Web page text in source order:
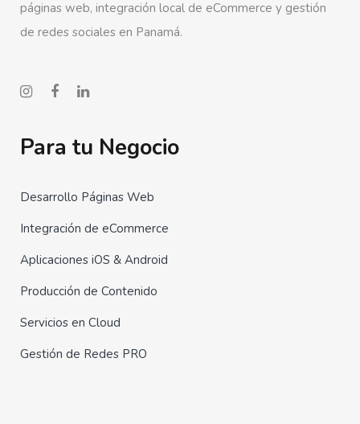
páginas web, integración local de eCommerce y gestión
de redes sociales en Panamá.
Para tu Negocio
Desarrollo Páginas Web
Integración de eCommerce
Aplicaciones iOS & Android
Producción de Contenido
Servicios en Cloud
Gestión de Redes PRO